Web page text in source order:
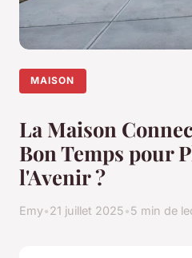
MAISON
La Maison
Bon Temps pour
l'Avenir ?
Emy•21 juillet 2025•5 min de